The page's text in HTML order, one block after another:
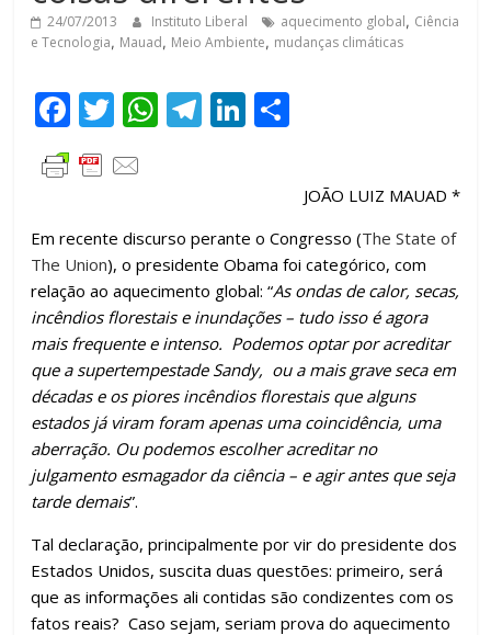
24/07/2013 Instituto Liberal aquecimento global, Ciência
e Tecnologia, Mauad, Meio Ambiente, mudanças climáticas
F
ac
e
o
o
k
T
w
itt
W
A
p
p
T
a
m
Li
dI
n
m
p
ar
til
h
ar
JOÃO LUIZ MAUAD *
Em recente discurso perante o Congresso (The State of
The Union), o presidente Obama foi categórico, com
relação ao aquecimento global: “As ondas de calor, secas,
incêndios florestais e inundações – tudo isso é agora
mais frequente e intenso. Podemos optar por acreditar
que a supertempestade Sandy, ou a mais grave seca em
décadas e os piores incêndios florestais que alguns
estados já viram foram apenas uma coincidência, uma
aberração. Ou podemos escolher acreditar no
julgamento esmagador da ciência – e agir antes que seja
tarde demais”.
Tal declaração, principalmente por vir do presidente dos
Estados Unidos, suscita duas questões: primeiro, será
que as informações ali contidas são condizentes com os
fatos reais? Caso sejam, seriam prova do aquecimento